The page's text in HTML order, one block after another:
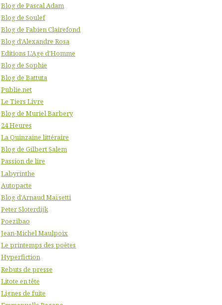
Blog de Pascal Adam
Blog de Soulef
Blog de Fabien Clairefond
Blog d'Alexandre Rosa
Editions L'Age d'Homme
Blog de Sophie
Blog de Battuta
Publie.net
Le Tiers Livre
Blog de Muriel Barbery
24 Heures
La Quinzaine littéraire
Blog de Gilbert Salem
Passion de lire
Labyrinthe
Autopacte
Blog d'Arnaud Maïsetti
Peter Sloterdijk
Poezibao
Jean-Michel Maulpoix
Le printemps des poètes
Hyperfiction
Rebuts de presse
Litote en tête
Lignes de fuite